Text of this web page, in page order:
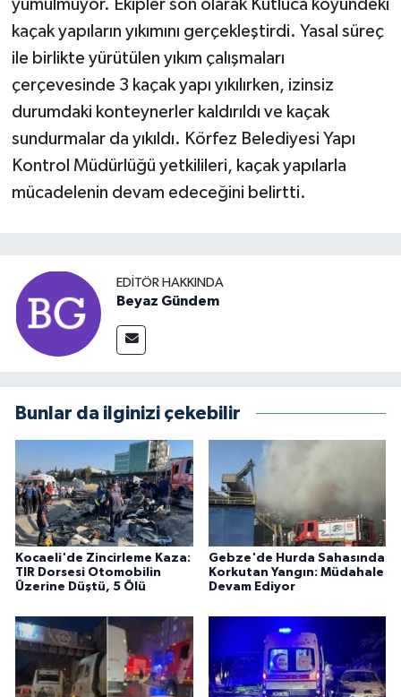
yumulmuyor. Ekipler son olarak Kutluca köyündeki
kaçak yapıların yıkımını gerçekleştirdi. Yasal süreç
ile birlikte yürütülen yıkım çalışmaları
çerçevesinde 3 kaçak yapı yıkılırken, izinsiz
durumdaki konteynerler kaldırıldı ve kaçak
sundurmalar da yıkıldı. Körfez Belediyesi Yapı
Kontrol Müdürlüğü yetkilileri, kaçak yapılarla
mücadelenin devam edeceğini belirtti.
EDITÖR HAKKINDA
Beyaz Gündem
Bunlar da ilginizi çekebilir
Kocaeli'de Zincirleme Kaza:
TIR Dorsesi Otomobilin
Üzerine Düştü, 5 Ölü
Gebze'de Hurda Sahasında
Korkutan Yangın: Müdahale
Devam Ediyor